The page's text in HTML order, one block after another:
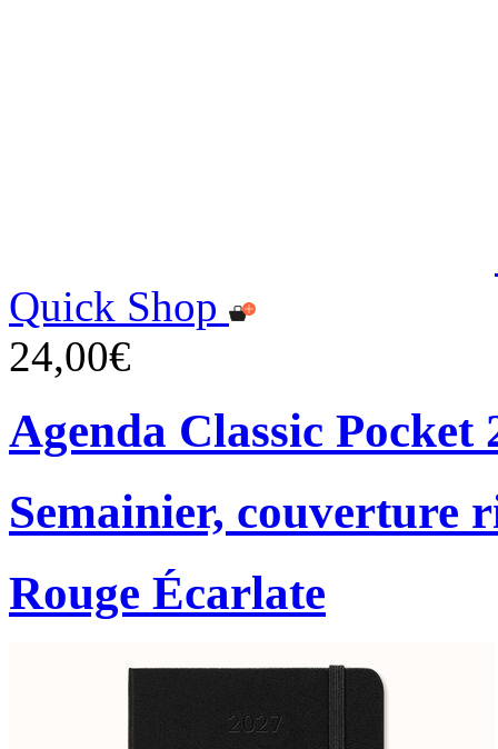
Quick Shop
24,00€
Agenda Classic Pocket
Semainier, couverture
Rouge Écarlate